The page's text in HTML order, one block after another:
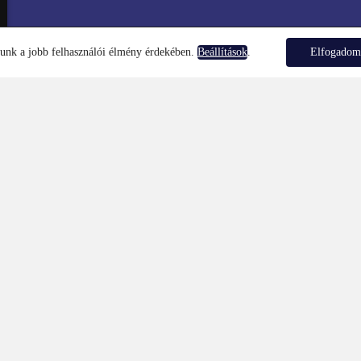
a jobb felhasználói élmény érdekében. Beállítások. Elfogadom